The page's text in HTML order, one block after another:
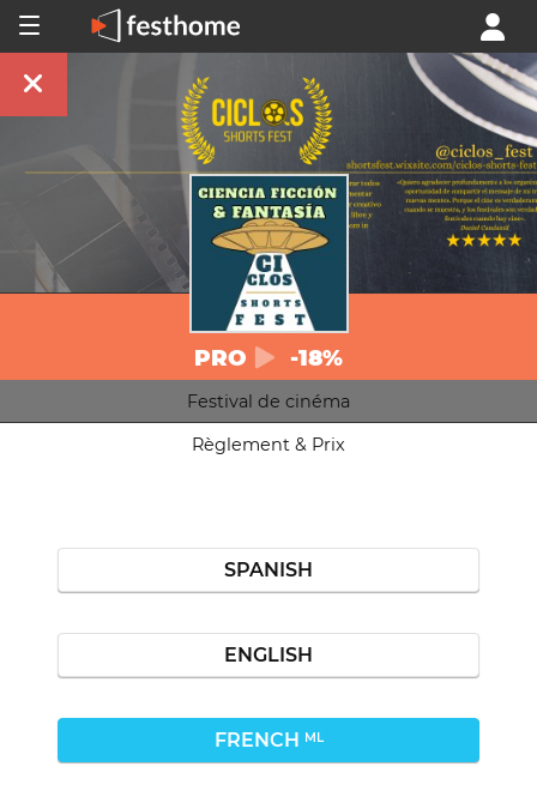
PRO -18%
Festival de cinéma
Règlement & Prix
SPANISH
ENGLISH
FRENCH ML